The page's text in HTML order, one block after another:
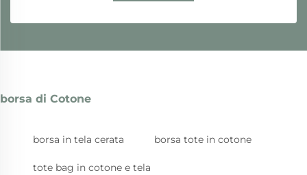
borsa di Cotone
borsa in tela cerata borsa tote in cotone
tote bag in cotone e tela